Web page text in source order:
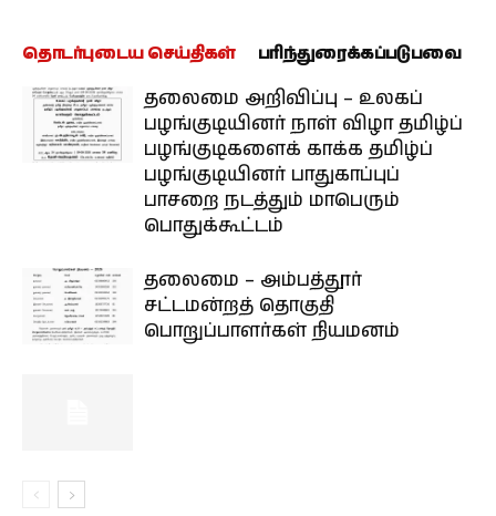
தொடர்புடைய செய்திகள் பரிந்துரைக்கப்படுபவை
தலைமை அறிவிப்பு – உலகப்
பழங்குடியினர் நாள் விழா தமிழ்ப்
பழங்குடிகளைக் காக்க தமிழ்ப்
பழங்குடியினர் பாதுகாப்புப்
பாசறை நடத்தும் மாபெரும்
பொதுக்கூட்டம்
தலைமை – அம்பத்தூர்
சட்டமன்றத் தொகுதி
பொறுப்பாளர்கள் நியமனம்